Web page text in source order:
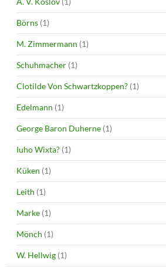
Börns (1)
M. Zimmermann (1)
Schuhmacher (1)
Clotilde Von Schwartzkoppen? (1)
Edelmann (1)
George Baron Duherne (1)
Iuho Wixta? (1)
Küken (1)
Leith (1)
Marke (1)
Mönch (1)
W. Hellwig (1)